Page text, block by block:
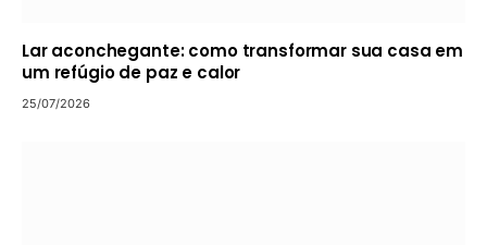
Lar aconchegante: como transformar sua casa em
um refúgio de paz e calor
25/07/2026